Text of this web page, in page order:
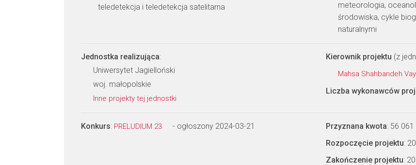
teledetekcja i teledetekcja satelitarna
meteorologia,
środowiska, cykle
naturalnymi
Jednostka realizująca:
Uniwersytet Jagielloński
woj. małopolskie
Inne projekty tej jednostki
Kierownik projektu (z
Mahsa Shahbandeh
Liczba wykonawców
Konkurs: PRELUDIUM 23 - ogłoszony 2024-03-21 Przyznana kwota: 56 061
Rozpoczęcie projektu:
Zakończenie projektu: